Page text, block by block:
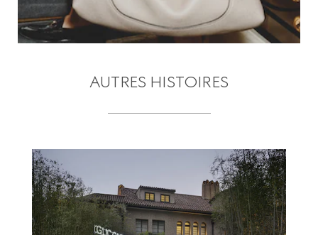
AUTRES HISTOIRES